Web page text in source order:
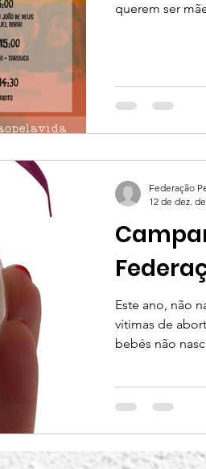
querem ser
Este ano, não
vítimas de
bebés não
Federação
12 de dez.